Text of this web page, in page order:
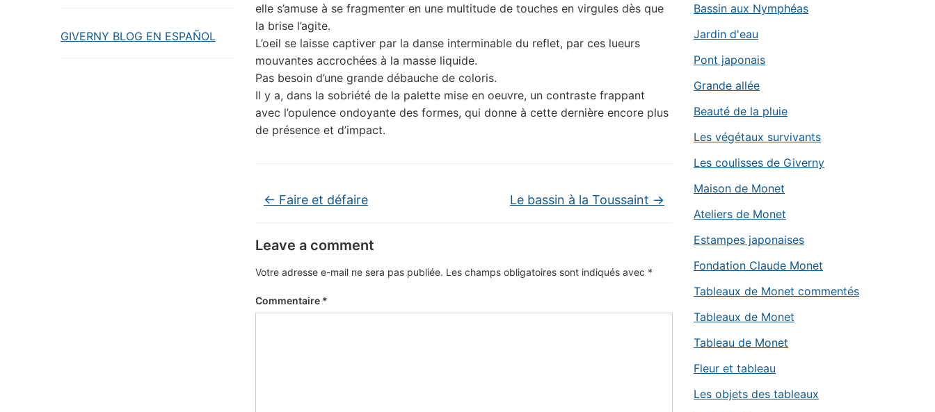
GIVERNY BLOG EN ESPAÑOL
elle s’amuse à se fragmenter en une multitude de touches en virgules dès que
la brise l’agite.
L’oeil se laisse captiver par la danse interminable du reflet, par ces lueurs
mouvantes accrochées à la masse liquide.
Pas besoin d’une grande débauche de coloris.
Il y a, dans la sobriété de la palette mise en oeuvre, un contraste frappant
avec l’opulence ondoyante des formes, qui donne à cette dernière encore plus
de présence et d’impact.
← Faire et défaire Le bassin à la Toussaint →
Leave a comment
Votre adresse e-mail ne sera pas publiée. Les champs obligatoires sont indiqués avec *
Commentaire *
Bassin aux Nymphéas
Jardin d'eau
Pont japonais
Grande allée
Beauté de la pluie
Les végétaux survivants
Les coulisses de Giverny
Maison de Monet
Ateliers de Monet
Estampes japonaises
Fondation Claude Monet
Tableaux de Monet commentés
Tableaux de Monet
Tableau de Monet
Fleur et tableau
Les objets des tableaux